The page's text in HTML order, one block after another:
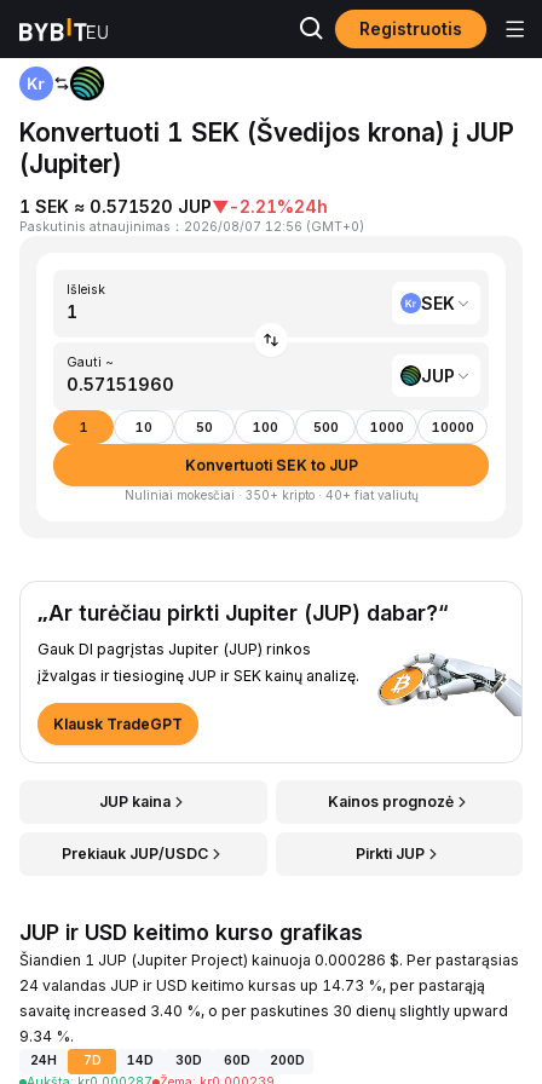
Registruotis
Pagrindinis
Konvertuoti 1 SEK (Švedijos krona) į JUP
(Jupiter)
1 SEK ≈ 0.571520 JUP▼-2.21%24h
Paskutinis atnaujinimas ： 2026/08/07 12:56 (GMT+0)
Išleisk
SEK
Gauti ~
JUP
1 10 50 100 500 1000 10000
Konvertuoti SEK to JUP
Nuliniai mokesčiai · 350+ kripto · 40+ fiat valiutų
„Ar turėčiau pirkti Jupiter (JUP) dabar?“
Gauk DI pagrįstas Jupiter (JUP) rinkos
įžvalgas ir tiesioginę JUP ir SEK kainų analizę.
Klausk TradeGPT
JUP kaina Kainos prognozė
Prekiauk JUP/USDC Pirkti JUP
JUP ir USD keitimo kurso grafikas
Šiandien 1 JUP (Jupiter Project) kainuoja 0.000286 $. Per pastarąsias
24 valandas JUP ir USD keitimo kursas up 14.73 %, per pastarąją
savaitę increased 3.40 %, o per paskutines 30 dienų slightly upward
9.34 %.
24H 7D 14D 30D 60D
200D